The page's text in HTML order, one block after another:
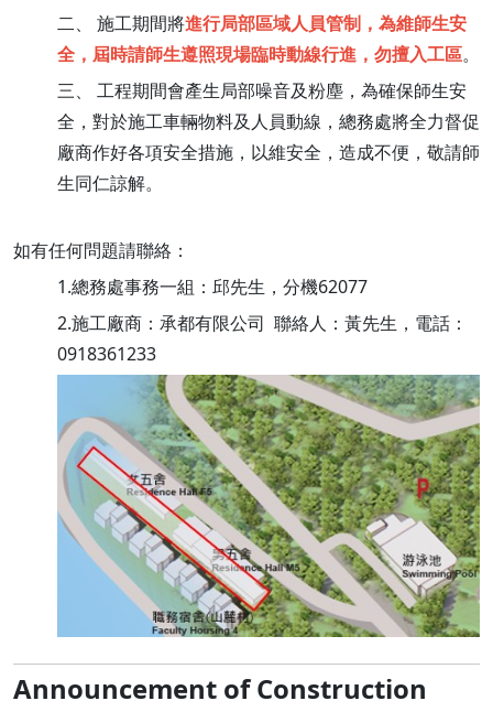
二、 施工期間將進行局部區域人員管制，為維師生安
全，屆時請師生遵照現場臨時動線行進，勿擅入工區。
三、 工程期間會產生局部噪音及粉塵，為確保師生安
全，對於施工車輛物料及人員動線，總務處將全力督促
廠商作好各項安全措施，以維安全，造成不便，敬請師
生同仁諒解。
如有任何問題請聯絡：
1.總務處事務一組：邱先生，分機62077
2.施工廠商：承都有限公司 聯絡人：黃先生，電話：
0918361233
Announcement of Construction